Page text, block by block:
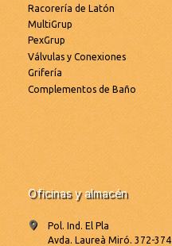
Racorería de Latón
MultiGrup
PexGrup
Válvulas y Conexiones
Grifería
Complementos de Baño
Oficinas y almacén
Pol. Ind. El Pla
Avda. Laureà Miró. 372-374